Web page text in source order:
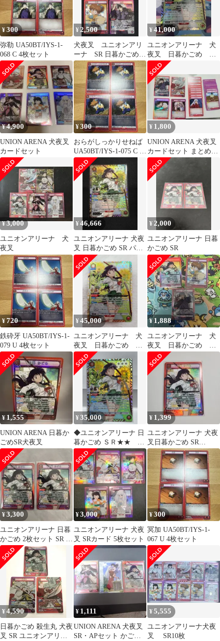
¥300
弥勒 UA50BT/IYS-1-
068 C 4枚セット
¥ 2,500
犬夜叉 ユニオンアリ
ーナ SR 日暮かごめ
神楽 七宝 奈落
¥41,000
ユニオンアリーナ 犬
夜叉 日暮かごめ
SR★★ パラレル 星2
サイン
¥4,900
UNION ARENA 犬夜叉
カードセット
¥300
おらがしっかりせねば
UA50BT/IYS-1-075 C 4
枚セット
¥ 1,800
UNION ARENA 犬夜叉
カードセット まとめ売
り
¥3,000
ユニオンアリーナ 犬
夜叉
¥46,666
ユニオンアリーナ 犬夜
叉 日暮かごめ SR パラ
レル セット
¥2,000
ユニオンアリーナ 日暮
かごめ SR
¥720
鉄砕牙 UA50BT/IYS-1-
079 U 4枚セット
¥45,000
ユニオンアリーナ 犬
夜叉 日暮かごめ
SR★★ パラレル 星2
サイン
¥ 1,888
ユニオンアリーナ 犬
夜叉 日暮かごめ 七
宝 弥勒 sr 3枚セット
¥ 1,555
UNION ARENA 日暮か
ごめSR犬夜叉
¥35,000
◆ユニオンアリーナ 日
暮かごめ ＳＲ★★ パ
ラレル 犬夜叉
¥ 1,399
ユニオンアリーナ 犬夜
叉日暮かごめ SR
UA50BT/IYS-1-066
¥3,300
ユニオンアリーナ 日暮
かごめ 2枚セット SR ユ
ニアリ
¥3,000
ユニオンアリーナ 犬夜
叉 SRカード 5枚セット
¥300
冥加 UA50BT/IYS-1-
067 U 4枚セット
¥4,590
日暮かごめ 殺生丸 犬夜
叉 SR ユニオンアリー
¥ 1,111
UNION ARENA 犬夜叉
SR・APセット かご
¥5,555
ユニオンアリーナ犬夜
叉 SR10枚